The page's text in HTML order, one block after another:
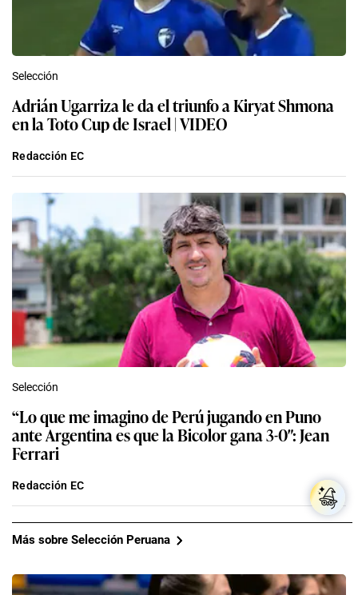
Selección
Adrián Ugarriza le da el triunfo a Kiryat Shmona
en la Toto Cup de Israel | VIDEO
Redacción EC
Selección
“Lo que me imagino de Perú jugando en Puno
ante Argentina es que la Bicolor gana 3-0″: Jean
Ferrari
Redacción EC
Más sobre Selección Peruana